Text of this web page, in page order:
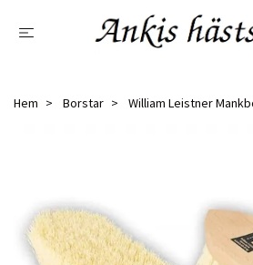
Hem Borstar William Leistner